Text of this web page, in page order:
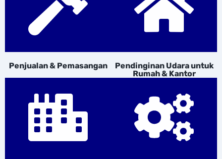
Penjualan & Pemasangan
Pendinginan Udara untuk
Rumah & Kantor